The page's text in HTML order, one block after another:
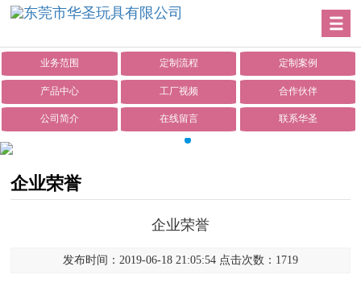
业务范围 定制流程 定制案例
产品中心 工厂视频 合作伙伴
公司简介 在线留言 联系华圣
企业荣誉
企业荣誉
发布时间：2019-06-18 21:05:54 点击次数：1719